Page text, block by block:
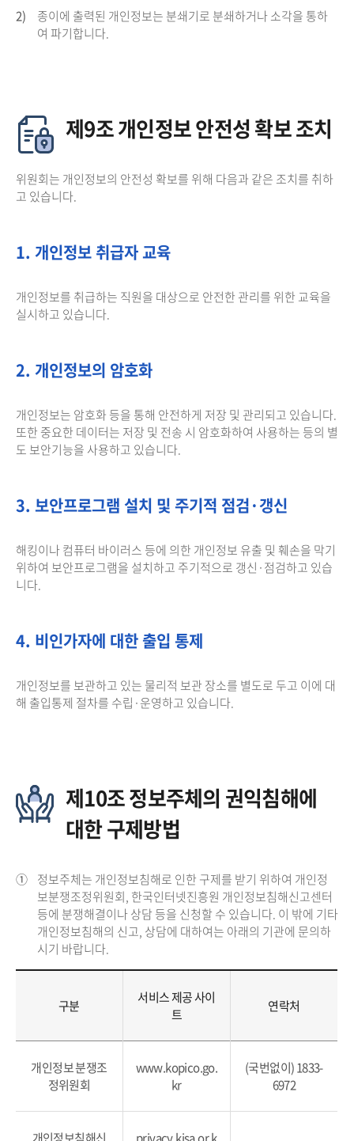
2)
종이에 출력된 개인정보는 분쇄기로 분쇄하거나 소각을 통하
여 파기합니다.
제9조 개인정보 안전성 확보 조치
위원회는 개인정보의 안전성 확보를 위해 다음과 같은 조치를 취하
고 있습니다.
1. 개인정보 취급자 교육
개인정보를 취급하는 직원을 대상으로 안전한 관리를 위한 교육을
실시하고 있습니다.
2. 개인정보의 암호화
개인정보는 암호화 등을 통해 안전하게 저장 및 관리되고 있습니다.
또한 중요한 데이터는 저장 및 전송 시 암호화하여 사용하는 등의 별
도 보안기능을 사용하고 있습니다.
3. 보안프로그램 설치 및 주기적 점검·갱신
해킹이나 컴퓨터 바이러스 등에 의한 개인정보 유출 및 훼손을 막기
위하여 보안프로그램을 설치하고 주기적으로 갱신·점검하고 있습
니다.
4. 비인가자에 대한 출입 통제
개인정보를 보관하고 있는 물리적 보관 장소를 별도로 두고 이에 대
해 출입통제 절차를 수립·운영하고 있습니다.
제10조 정보주체의 권익침해에
대한 구제방법
① 정보주체는 개인정보침해로 인한 구제를 받기 위하여 개인정
보분쟁조정위원회, 한국인터넷진흥원 개인정보침해신고센터
등에 분쟁해결이나 상담 등을 신청할 수 있습니다. 이 밖에 기타
개인정보침해의 신고, 상담에 대하여는 아래의 기관에 문의하
시기 바랍니다.
구분
서비스 제공 사이
트
연락처
개인정보 분쟁조
정위원회
www.kopico.go.
kr
(국번없이) 1833-
6972
개인정보침해신 privacy.kisa.or.k